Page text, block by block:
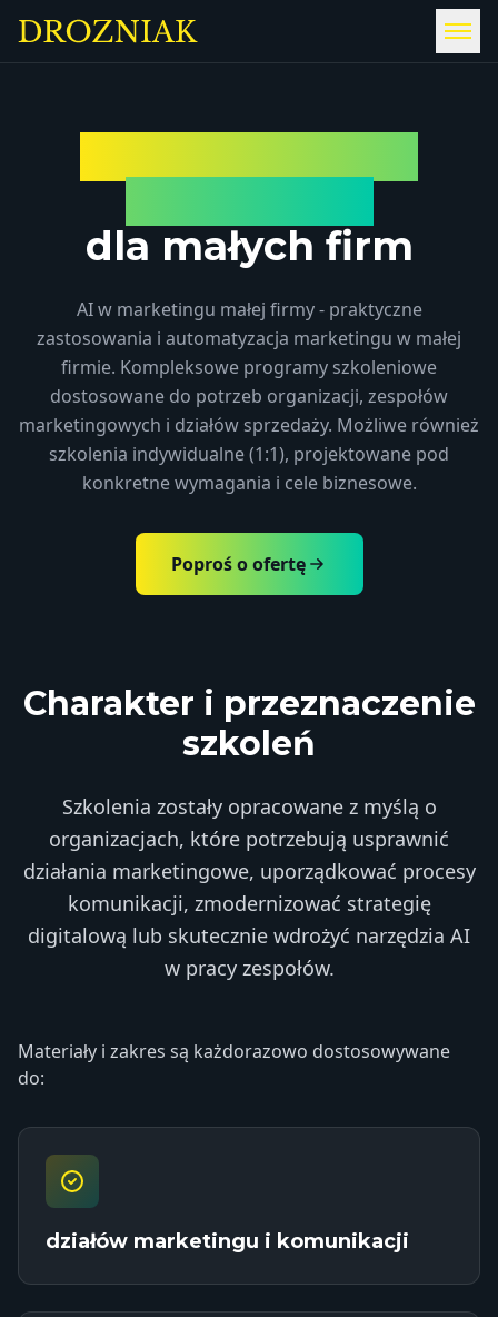
dla małych firm
AI w marketingu małej firmy - praktyczne
zastosowania i automatyzacja marketingu w małej
firmie. Kompleksowe programy szkoleniowe
dostosowane do potrzeb organizacji, zespołów
marketingowych i działów sprzedaży. Możliwe również
szkolenia indywidualne (1:1), projektowane pod
konkretne wymagania i cele biznesowe.
Poproś o ofertę
Charakter i przeznaczenie
szkoleń
Szkolenia zostały opracowane z myślą o
organizacjach, które potrzebują usprawnić
działania marketingowe, uporządkować procesy
komunikacji, zmodernizować strategię
digitalową lub skutecznie wdrożyć narzędzia AI
w pracy zespołów.
Materiały i zakres są każdorazowo dostosowywane
do:
działów marketingu i komunikacji